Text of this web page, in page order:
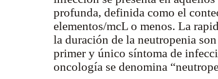
profunda, definida como el
elementos/mcL o menos. La
la duración de la neutropenia
primer y único síntoma de
oncología se denomina